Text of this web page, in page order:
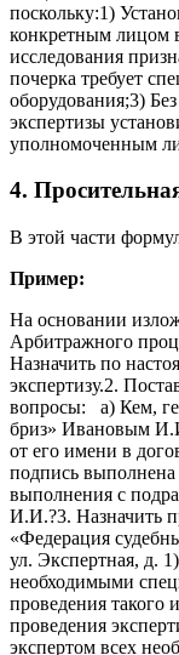
поскольку:1)
конкретным лицом
исследования
почерка требует
оборудования;3)
экспертизы
уполномоченным
4.
В этой части
Пример:
На основании
Арбитражного
Назначить по
экспертизу.2.
вопросы: а) Кем,
бриз» Ивановым
от его имени в
подпись
выполнения с
И.И.?3. Назначить
«Федерация
ул. Экспертная, д.
необходимыми
проведения такого
проведения
экспертом всех